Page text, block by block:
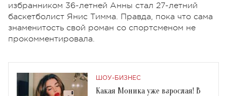
избранником 36-летней Анны стал 27-летний
баскетболист Янис Тимма. Правда, пока что сама
знаменитость свой роман со спортсменом не
прокомментировала.
ШОУ-БИЗНЕС
Какая Моника уже взрослая! В